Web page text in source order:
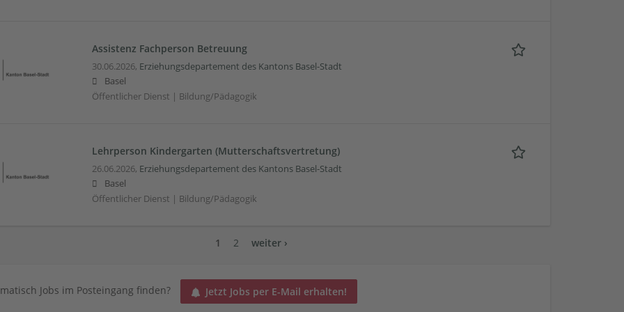
Assistenz Fachperson Betreuung
30.06.2026, Erziehungsdepartement des Kantons Basel-Stadt
Basel
Öffentlicher Dienst | Bildung/Pädagogik
Lehrperson Kindergarten (Mutterschaftsvertretung)
26.06.2026, Erziehungsdepartement des Kantons Basel-Stadt
Basel
Öffentlicher Dienst | Bildung/Pädagogik
1 2 weiter ›
Jobs im Posteingang finden? Jetzt Jobs per E-Mail erhalten!